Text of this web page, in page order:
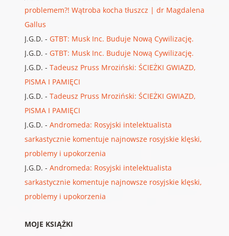
problemem?! Wątroba kocha tłuszcz | dr Magdalena
Gallus
J.G.D. - GTBT: Musk Inc. Buduje Nową Cywilizację.
J.G.D. - GTBT: Musk Inc. Buduje Nową Cywilizację.
J.G.D. - Tadeusz Pruss Mroziński: ŚCIEŻKI GWIAZD,
PISMA I PAMIĘCI
J.G.D. - Tadeusz Pruss Mroziński: ŚCIEŻKI GWIAZD,
PISMA I PAMIĘCI
J.G.D. - Andromeda: Rosyjski intelektualista
sarkastycznie komentuje najnowsze rosyjskie klęski,
problemy i upokorzenia
J.G.D. - Andromeda: Rosyjski intelektualista
sarkastycznie komentuje najnowsze rosyjskie klęski,
problemy i upokorzenia
MOJE KSIĄŻKI